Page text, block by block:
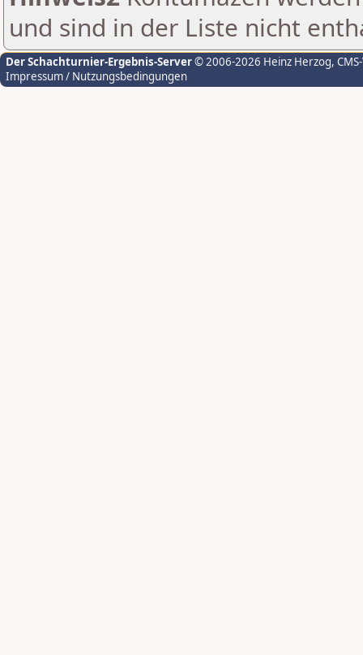
und sind in der Liste nicht
Der Schachturnier-Ergebnis-Server© 2006-2026 Heinz Herzog,
Impressum / Nutzungsbedingungen